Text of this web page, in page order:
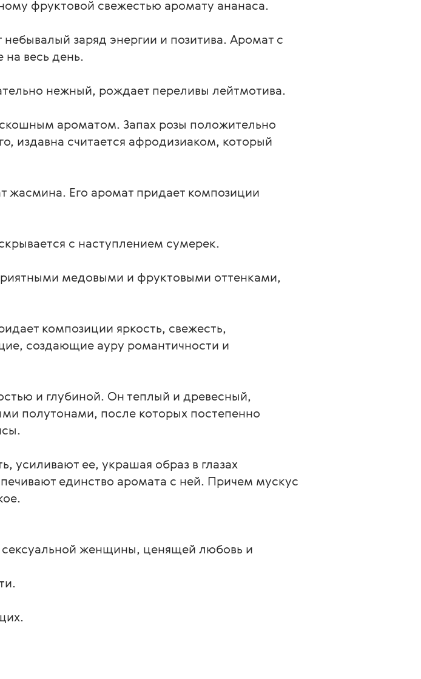
фруктовой свежестью аромату ананаса.
заряд энергии и позитива. Аромат с
весь день.
нежный, рождает переливы лейтмотива.
ароматом. Запах розы положительно
издавна считается афродизиаком, который
Его аромат придает композиции
с наступлением сумерек.
медовыми и фруктовыми оттенками,
композиции яркость, свежесть,
создающие ауру романтичности и
и глубиной. Он теплый и древесный,
полутонами, после которых постепенно
усиливают ее, украшая образ в глазах
единство аромата с ней. Причем мускус
женщины, ценящей любовь и